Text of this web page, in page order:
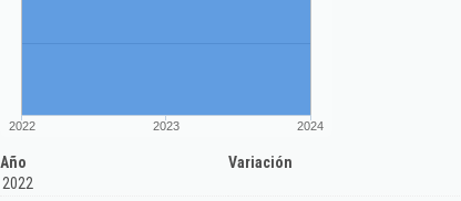
2022 2023 2024
Año
Variación
2022